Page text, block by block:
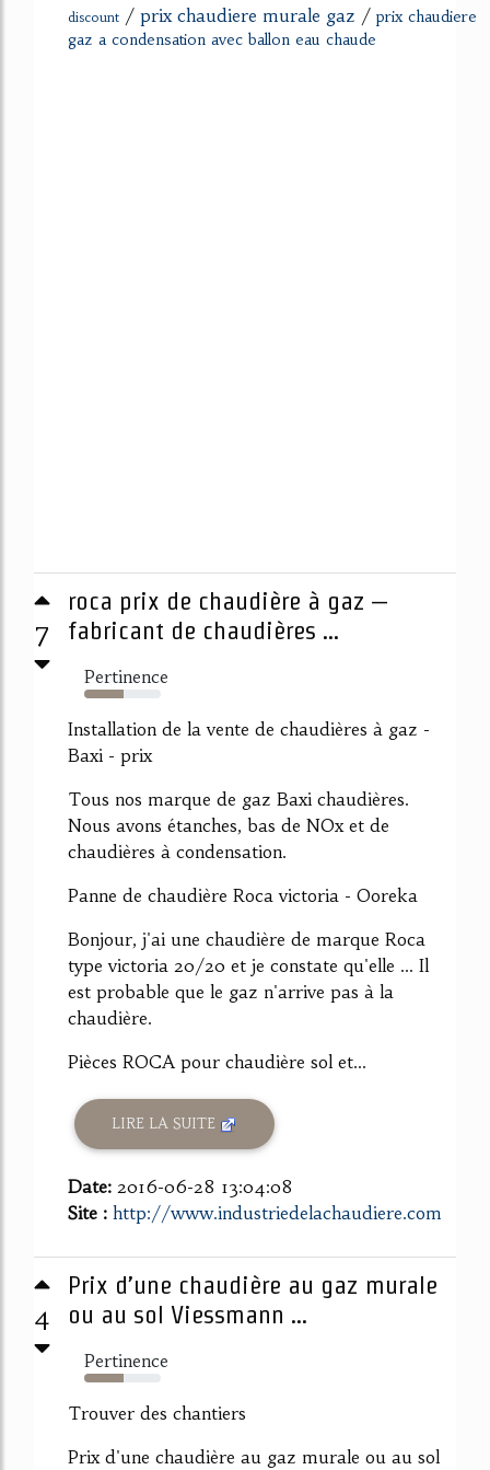
discount / prix chaudiere murale gaz / prix chaudiere
gaz a condensation avec ballon eau chaude
7
roca prix de chaudière à gaz –
fabricant de chaudières ...
Pertinence
52%
Installation de la vente de chaudières à gaz -
Baxi - prix
Tous nos marque de gaz Baxi chaudières.
Nous avons étanches, bas de NOx et de
chaudières à condensation.
Panne de chaudière Roca victoria - Ooreka
Bonjour, j'ai une chaudière de marque Roca
type victoria 20/20 et je constate qu'elle ... Il
est probable que le gaz n'arrive pas à la
chaudière.
Pièces ROCA pour chaudière sol et...
LIRE LA SUITE
Date: 2016-06-28 13:04:08
Site : http://www.industriedelachaudiere.com
4
Prix d’une chaudière au gaz murale
ou au sol Viessmann ...
Pertinence
52%
Trouver des chantiers
Prix d'une chaudière au gaz murale ou au sol